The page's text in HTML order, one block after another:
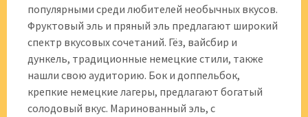
популярными среди любителей необычных вкусов.
Фруктовый эль и пряный эль предлагают широкий
спектр вкусовых сочетаний. Гёз, вайсбир и
дункель, традиционные немецкие стили, также
нашли свою аудиторию. Бок и доппельбок,
крепкие немецкие лагеры, предлагают богатый
солодовый вкус. Маринованный эль, с